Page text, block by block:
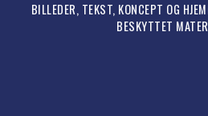
BILLEDER, TEKST, KONCEPT OG
BESKYTTET